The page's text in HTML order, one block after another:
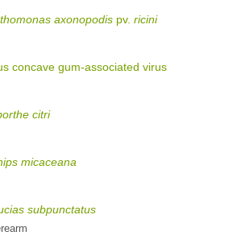
axonopodis pv. ricini
concave gum-associated virus
citri
micaceana
subpunctatus